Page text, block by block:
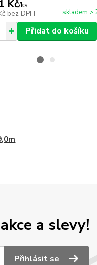
Kč/ks
bez DPH skladem >
Přidat do košíku
a slevy!
Přihlásit se